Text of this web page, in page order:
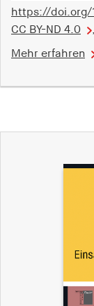
https://doi.org/
CC BY-ND 4.0
Mehr erfahren